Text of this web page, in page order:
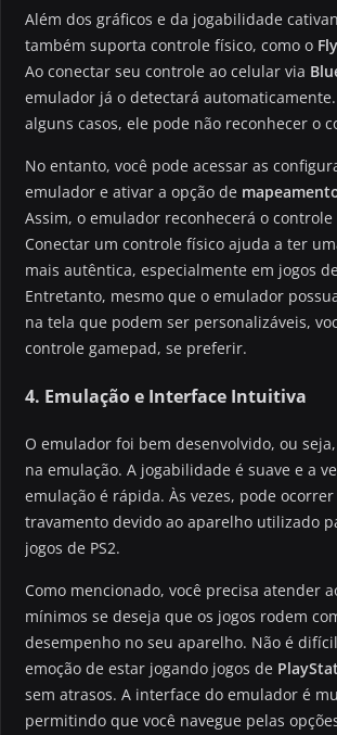
Além dos gráficos e da jogabilidade
também suporta controle físico, como o
Ao conectar seu controle ao celular via
emulador já o detectará
alguns casos, ele pode não reconhecer o
No entanto, você pode acessar as
emulador e ativar a opção de
Assim, o emulador reconhecerá o controle
Conectar um controle físico ajuda a ter
mais autêntica, especialmente em jogos
Entretanto, mesmo que o emulador
na tela que podem ser personalizáveis,
controle gamepad, se preferir.
4. Emulação e Interface Intuitiva
O emulador foi bem desenvolvido, ou
na emulação. A jogabilidade é suave e a
emulação é rápida. Às vezes, pode ocorrer
travamento devido ao aparelho utilizado
jogos de PS2.
Como mencionado, você precisa atender
mínimos se deseja que os jogos rodem
desempenho no seu aparelho. Não é
emoção de estar jogando jogos de
sem atrasos. A interface do emulador é
permitindo que você navegue pelas